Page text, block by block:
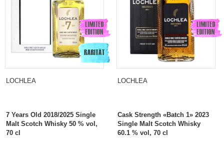
LOCHLEA
7 Years Old 2018/2025 Single
Malt Scotch Whisky 50 % vol,
70 cl
LOCHLEA
Cask Strength «Batch 1» 2023
Single Malt Scotch Whisky
60.1 % vol, 70 cl